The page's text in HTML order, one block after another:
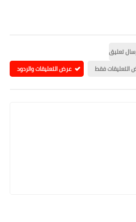
تعليق
التعليقات فقط
عرض التعليقات والردود